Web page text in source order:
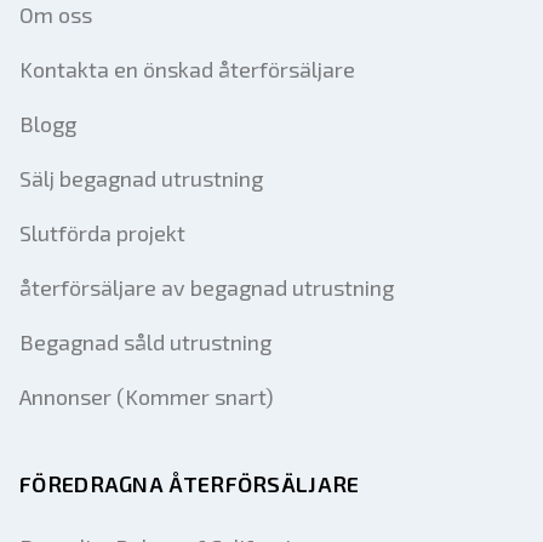
Om oss
Kontakta en önskad återförsäljare
Blogg
Sälj begagnad utrustning
Slutförda projekt
återförsäljare av begagnad utrustning
Begagnad såld utrustning
Annonser (Kommer snart)
FÖREDRAGNA ÅTERFÖRSÄLJARE